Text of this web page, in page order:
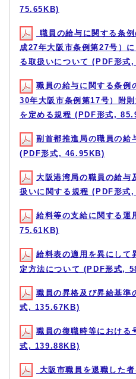
75.65KB)
職員の給与に関する条
成27年大阪市条例第27号）
る取扱いについて (PDF形
職員の給与に関する条例
30年大阪市条例第17号）附
を定める規程 (PDF形式,
副首都推進局の職員の給
(PDF形式, 46.95KB)
大阪港湾局の職員の給与
扱いに関する規程 (PDF形式
給料等の支給に関する運
75.61KB)
給料表の適用を異にして
定方法について (PDF形式,
職員の昇格及び昇給基準
式, 135.67KB)
職員の復職時等における
式, 139.88KB)
大阪市職員を退職した